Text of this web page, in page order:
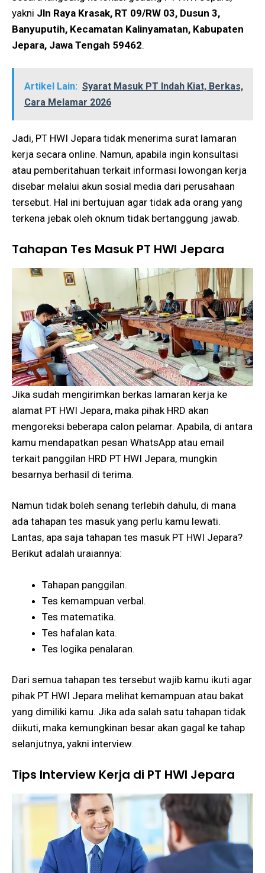
yakni Jln Raya Krasak, RT 09/RW 03, Dusun 3,
Banyuputih, Kecamatan Kalinyamatan, Kabupaten
Jepara, Jawa Tengah 59462.
Artikel Lain: Syarat Masuk PT Indah Kiat, Berkas,
Cara Melamar 2026
Jadi, PT HWI Jepara tidak menerima surat lamaran
kerja secara online. Namun, apabila ingin konsultasi
atau pemberitahuan terkait informasi lowongan kerja
disebar melalui akun sosial media dari perusahaan
tersebut. Hal ini bertujuan agar tidak ada orang yang
terkena jebak oleh oknum tidak bertanggung jawab.
Tahapan Tes Masuk PT HWI Jepara
Jika sudah mengirimkan berkas lamaran kerja ke
alamat PT HWI Jepara, maka pihak HRD akan
mengoreksi beberapa calon pelamar. Apabila, di antara
kamu mendapatkan pesan WhatsApp atau email
terkait panggilan HRD PT HWI Jepara, mungkin
besarnya berhasil di terima.
Namun tidak boleh senang terlebih dahulu, di mana
ada tahapan tes masuk yang perlu kamu lewati.
Lantas, apa saja tahapan tes masuk PT HWI Jepara?
Berikut adalah uraiannya:
Tahapan panggilan.
Tes kemampuan verbal.
Tes matematika.
Tes hafalan kata.
Tes logika penalaran.
Dari semua tahapan tes tersebut wajib kamu ikuti agar
pihak PT HWI Jepara melihat kemampuan atau bakat
yang dimiliki kamu. Jika ada salah satu tahapan tidak
diikuti, maka kemungkinan besar akan gagal ke tahap
selanjutnya, yakni interview.
Tips Interview Kerja di PT HWI Jepara